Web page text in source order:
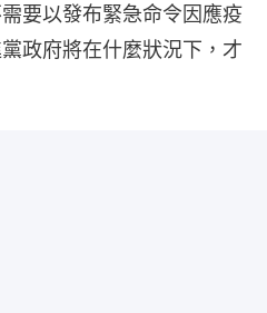
要以發布緊急命令因應疫
政府將在什麼狀況下，才